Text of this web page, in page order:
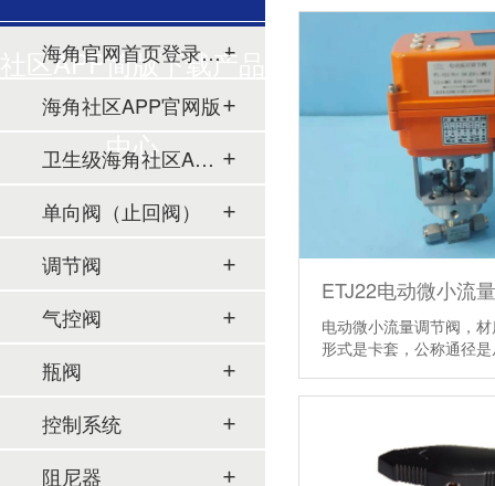
ETJ22电动微小流
电动微小流量调节阀，材质
形式是卡套，公称通
社区APP简版下载产品
中心
海角官网首页登录入口
海角社区APP官网版
卫生级海角社区APP简版下载
单向阀（止回阀）
调节阀
气控阀
瓶阀
控制系统
阻尼器